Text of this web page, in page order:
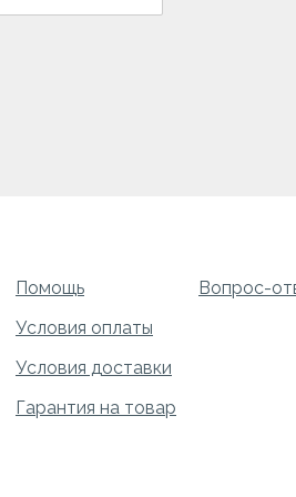
Помощь
Условия оплаты
Условия доставки
Гарантия на товар
Вопрос-